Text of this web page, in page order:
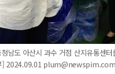
남도 아산시 과수 거점 산지유통센
] 2024.09.01 plum@newspim.com